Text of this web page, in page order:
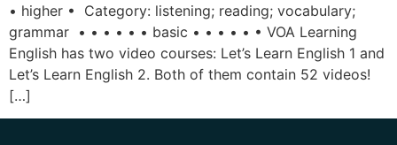
• higher • Category: listening; reading; vocabulary;
grammar • • • • • • basic • • • • • • VOA Learning
English has two video courses: Let’s Learn English 1 and
Let’s Learn English 2. Both of them contain 52 videos!
[…]